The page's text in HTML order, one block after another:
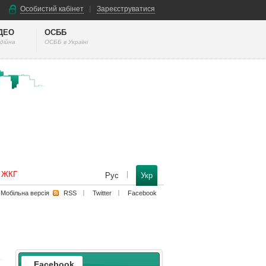
Особистий кабінет Зареєструватися
ОСББ
ОСББ в Україні
ЖКГ Рус Укр
Мобільна версiя RSS Twitter Facebook